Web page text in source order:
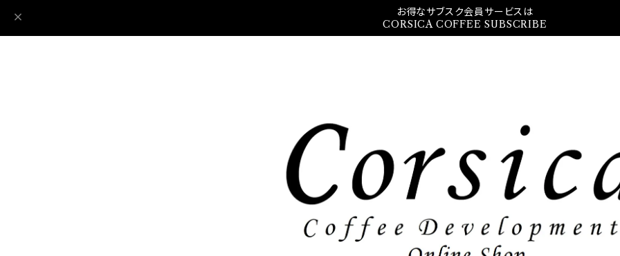
お得なサブスク会員サービスは
CORSICA COFFEE SUBSCRIBE